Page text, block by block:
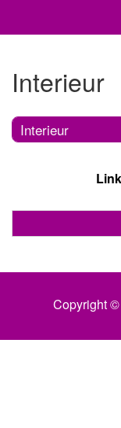
Interieur
Interieur
Copyright